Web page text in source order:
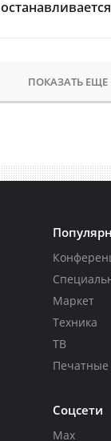
останавливается
ПОКАЗАТЬ ЕЩЕ
Маркет
Техника
ТВ
Печатные
Соцсети
Max